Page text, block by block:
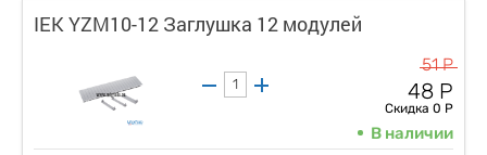
IEK YZM10-12 Заглушка 12 модулей
51 Р
48 Р
Скидка 0 Р
В наличии